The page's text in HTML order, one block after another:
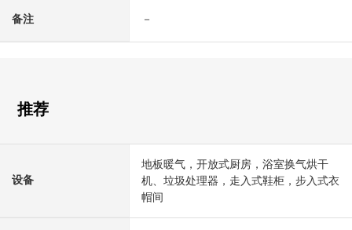
备注 －
推荐
设备
地板暖气，开放式厨房，浴室换气烘干
机、垃圾处理器，走入式鞋柜，步入式衣
帽间